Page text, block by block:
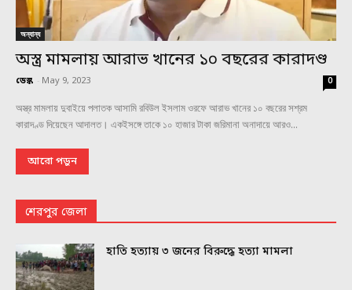
অন্যান্য
অস্ত্র মামলায় আরাভ খানের ১০ বছরের কারাদণ্ড
ডেস্ক - May 9, 2023 0
অস্ত্র মামলায় দুবাইয়ে পলাতক আসামি রবিউল ইসলাম ওরফে আরাভ খানের ১০ বছরের সশ্রম
কারাদণ্ড দিয়েছেন আদালত। একইসঙ্গে তাকে ১০ হাজার টাকা জরিমানা অনাদায়ে আরও...
আরো পড়ুন
শেরপুর জেলা
হাতি হত্যায় ৩ জনের বিরুদ্ধে হত্যা মামলা